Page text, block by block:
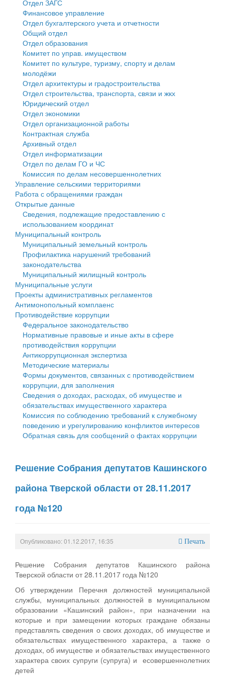
Государственные услуги
Промышленность и АПК
Экономика и бизнес
Символика
Устав
Гостям округа
Туризм
Культура
Образование
Здравоохранение
Социальная защита
Фотоальбом
муниципального округа Тверской области
Администрация Кашинского муниципального округа
Тверской области
Управление сельскими территориями
Открытые данные
Работа с обращениями граждан
Муниципальный контроль
Муниципальные услуги
Проекты административных регламентов
Антимонопольный комплаенс
Противодействие коррупции
Финансовое управление
Бюджет для граждан
Имущество
Выявление правообладателей ранее учтенных
объектов недвижимости
Имущественная поддержка субъектов малого и
среднего предпринимательства
Информационная поддержка субъектов малого и
среднего предпринимательства
Муниципальные программы
Контрольно-счетная палата
Персональные данные
Оценка регулирующего воздействия
Деятельность МУ
Нормативы градостроительного проектирования
Правила землепользования и застройки
Генеральные планы
Проекты планировки территории
Собрание депутатов
Городское поселение
Сельские поселения
Отдел ЗАГС
Финансовое управление
Отдел бухгалтерского учета и отчетности
Общий отдел
Отдел образования
Комитет по управ. имуществом
Комитет по культуре, туризму, спорту и делам
молодёжи
Отдел архитектуры и градостроительства
Отдел строительства, транспорта, связи и жкх
Юридический отдел
Отдел экономики
Отдел организационной работы
Контрактная служба
Архивный отдел
Отдел информатизации
Отдел по делам ГО и ЧС
Комиссия по делам несовершеннолетних
Управление сельскими территориями
Работа с обращениями граждан
Открытые данные
Сведения, подлежащие предоставлению с
использованием координат
Муниципальный контроль
Муниципальный земельный контроль
Профилактика нарушений требований
законодательства
Муниципальный жилищный контроль
Муниципальные услуги
Проекты административных регламентов
Антимонопольный комплаенс
Противодействие коррупции
Федеральное законодательство
Нормативные правовые и иные акты в сфере
противодействия коррупции
Антикоррупционная экспертиза
Методические материалы
Формы документов, связанных с противодействием
коррупции, для заполнения
Сведения о доходах, расходах, об имуществе и
обязательствах имущественного характера
Комиссия по соблюдению требований к служебному
поведению и урегулированию конфликтов интересов
Обратная связь для сообщений о фактах коррупции
Решение Собрания депутатов Кашинского
района Тверской области от 28.11.2017
года №120
Опубликовано: 01.12.2017, 16:35 Печать
Решение Собрания депутатов Кашинского района
Тверской области от 28.11.2017 года №120
Об утверждении Перечня должностей муниципальной
службы, муниципальных должностей в муниципальном
образовании «Кашинский район», при назначении на
которые и при замещении которых граждане обязаны
представлять сведения о своих доходах, об имуществе и
обязательствах имущественного характера, а также о
доходах, об имуществе и обязательствах имущественного
характера своих супруги (супруга) и есовершеннолетних
детей